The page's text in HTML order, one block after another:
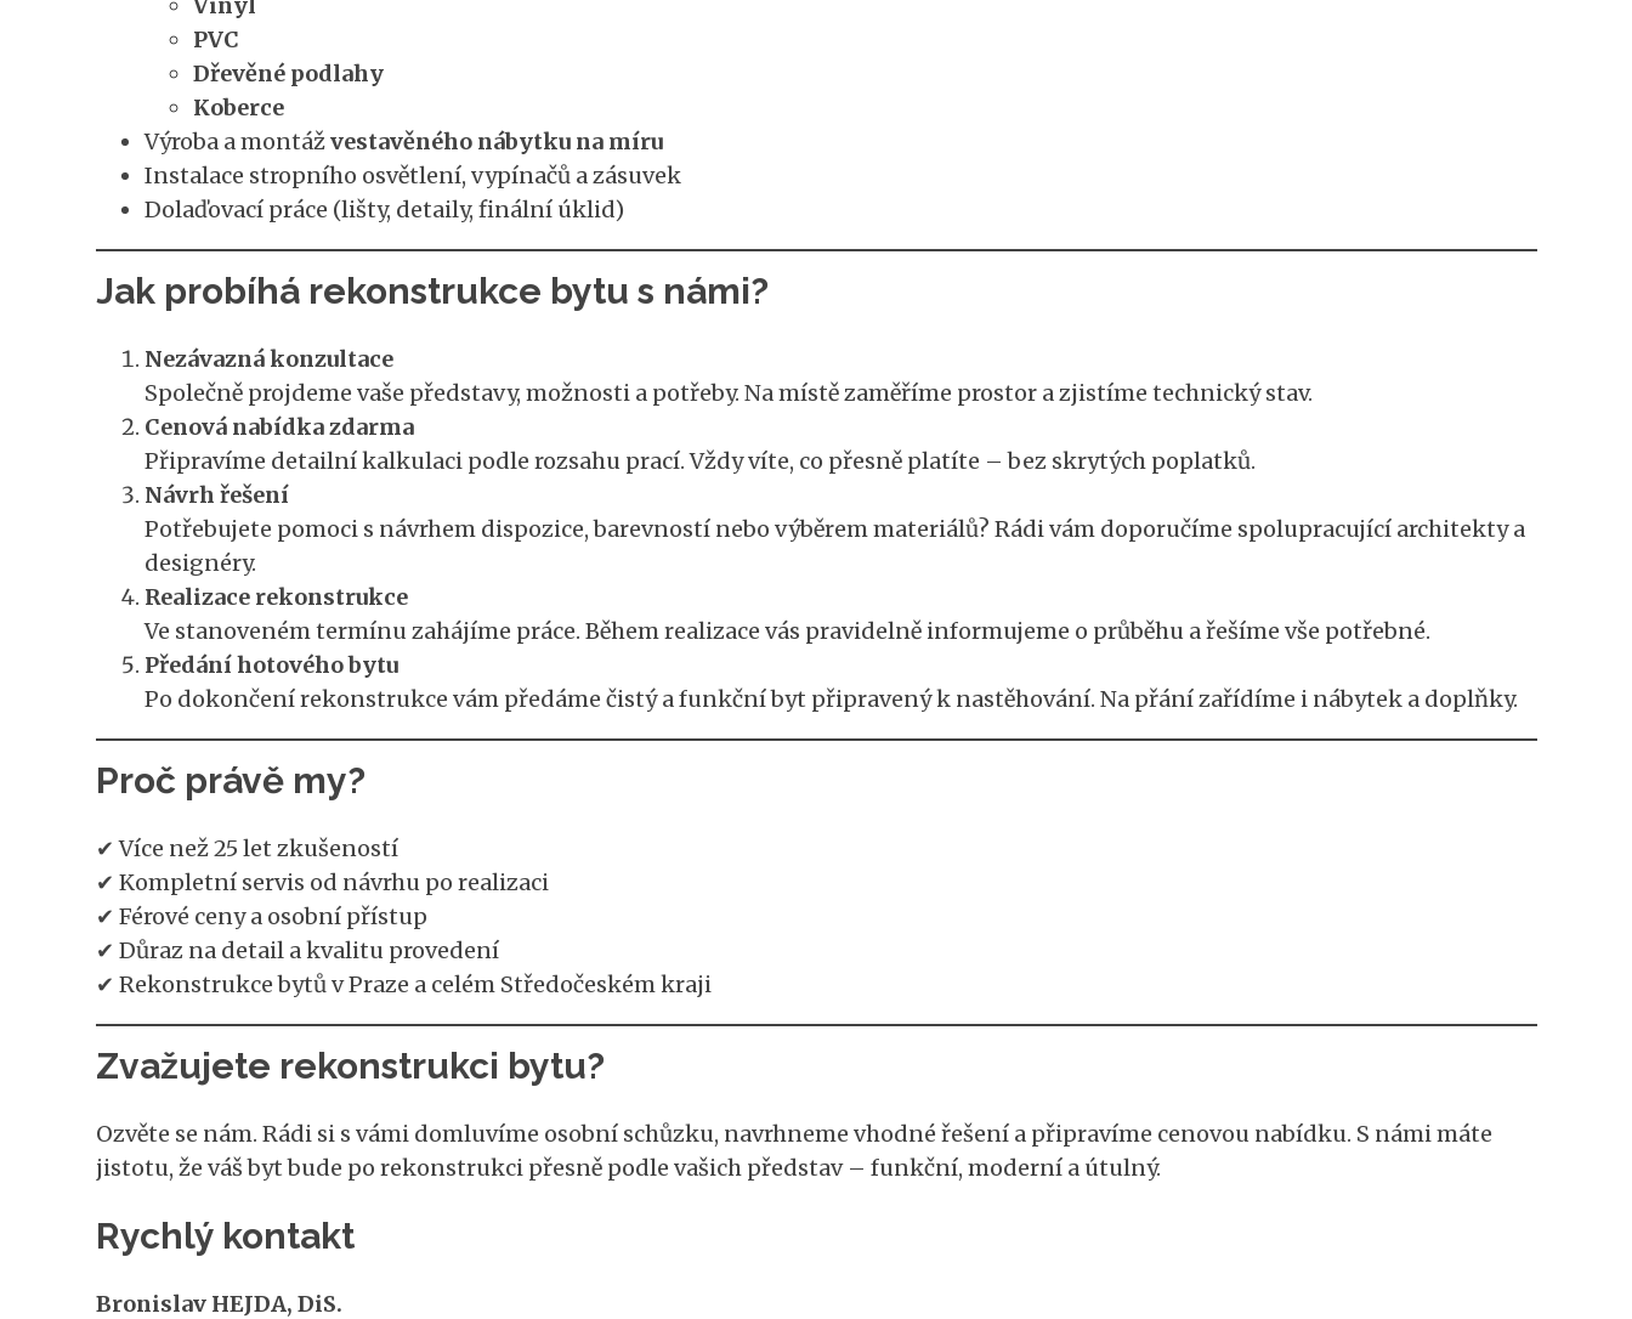
PVC
Dřevěné podlahy
Koberce
Výroba a montážvestavěného nábytku na míru
Instalace stropního osvětlení, vypínačů a zásuvek
Dolaďovací práce (lišty, detaily, finální úklid)
Jak probíhá rekonstrukce bytu s námi?
Nezávazná konzultace
Společně projdeme vaše představy, možnosti a potřeby. Na místě zaměříme prostor a zjistíme technický stav.
Cenová nabídka zdarma
Připravíme detailní kalkulaci podle rozsahu prací. Vždy víte, co přesně platíte – bez skrytých poplatků.
Návrh řešení
Potřebujete pomoci s návrhem dispozice, barevností nebo výběrem materiálů? Rádi vám doporučíme spolupracující architekty a
designéry.
Realizace rekonstrukce
Ve stanoveném termínu zahájíme práce. Během realizace vás pravidelně informujeme o průběhu a řešíme vše potřebné.
Předání hotového bytu
Po dokončení rekonstrukce vám předáme čistý a funkční byt připravený k nastěhování. Na přání zařídíme i nábytek a doplňky.
Proč právě my?
✔ Více než 25 let zkušeností
✔ Kompletní servis od návrhu po realizaci
✔ Férové ceny a osobní přístup
✔ Důraz na detail a kvalitu provedení
✔ Rekonstrukce bytů v Praze a celém Středočeském kraji
Zvažujete rekonstrukci bytu?
Ozvěte se nám. Rádi si s vámi domluvíme osobní schůzku, navrhneme vhodné řešení a připravíme cenovou nabídku. S námi máte
jistotu, že váš byt bude po rekonstrukci přesně podle vašich představ – funkční, moderní a útulný.
Rychlý kontakt
Bronislav HEJDA, DiS.